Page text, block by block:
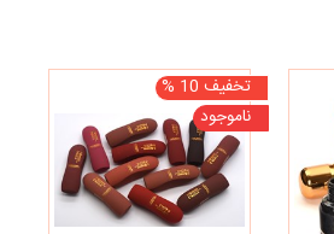
تخفیف 10 %
ناموجود